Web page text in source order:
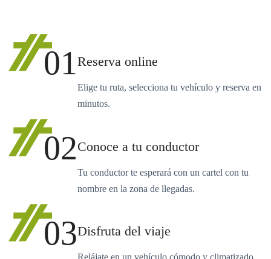
01Reserva online
Elige tu ruta, selecciona tu vehículo y reserva en
minutos.
02Conoce a tu conductor
Tu conductor te esperará con un cartel con tu
nombre en la zona de llegadas.
03Disfruta del viaje